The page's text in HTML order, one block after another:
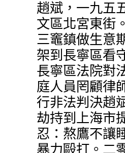
趙斌，一九五
文區北宮東街
三竈鎮做生意
架到長寧區看
長寧區法院對
庭人員罔顧律
行非法判決趙
劫持到上海市
忍：熬鷹不讓
暴力毆打。二